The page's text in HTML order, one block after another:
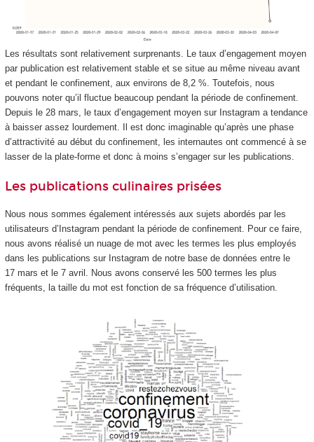
Les résultats sont relativement surprenants. Le taux d’engagement moyen
par publication est relativement stable et se situe au même niveau avant
et pendant le confinement, aux environs de 8,2 %. Toutefois, nous
pouvons noter qu’il fluctue beaucoup pendant la période de confinement.
Depuis le 28 mars, le taux d’engagement moyen sur Instagram a tendance
à baisser assez lourdement. Il est donc imaginable qu’après une phase
d’attractivité au début du confinement, les internautes ont commencé à se
lasser de la plate-forme et donc à moins s’engager sur les publications.
Les publications culinaires prisées
Nous nous sommes également intéressés aux sujets abordés par les
utilisateurs d’Instagram pendant la période de confinement. Pour ce faire,
nous avons réalisé un nuage de mot avec les termes les plus employés
dans les publications sur Instagram de notre base de données entre le
17 mars et le 7 avril. Nous avons conservé les 500 termes les plus
fréquents, la taille du mot est fonction de sa fréquence d’utilisation.